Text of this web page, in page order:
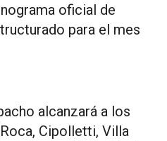
oficial de
para el mes
alcanzará a los
Cipolletti, Villa